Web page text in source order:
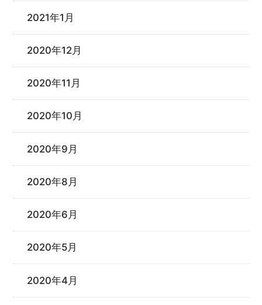
2021年1月
2020年12月
2020年11月
2020年10月
2020年9月
2020年8月
2020年6月
2020年5月
2020年4月